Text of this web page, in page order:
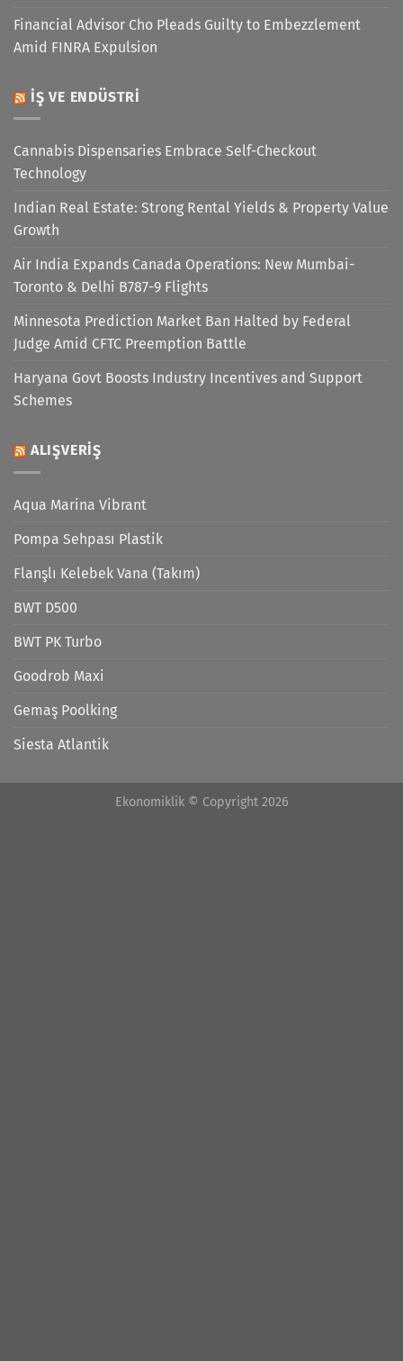
Financial Advisor Cho Pleads Guilty to Embezzlement
Amid FINRA Expulsion
İŞ VE ENDÜSTRI
Cannabis Dispensaries Embrace Self-Checkout
Technology
Indian Real Estate: Strong Rental Yields & Property Value
Growth
Air India Expands Canada Operations: New Mumbai-
Toronto & Delhi B787-9 Flights
Minnesota Prediction Market Ban Halted by Federal
Judge Amid CFTC Preemption Battle
Haryana Govt Boosts Industry Incentives and Support
Schemes
ALIŞVERIŞ
Aqua Marina Vibrant
Pompa Sehpası Plastik
Flanşlı Kelebek Vana (Takım)
BWT D500
BWT PK Turbo
Goodrob Maxi
Gemaş Poolking
Siesta Atlantik
Ekonomiklik © Copyright 2026